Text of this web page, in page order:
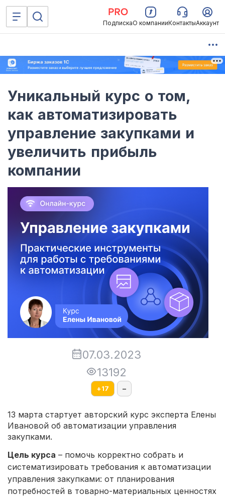
ПодпискаО компанииКонтактыАккаунт
Уникальный курс о том,
как автоматизировать
управление закупками и
увеличить прибыль
компании
07.03.2023
13192
+17 –
13 марта стартует авторский курс эксперта Елены
Ивановой об автоматизации управления
закупками.
Цель курса – помочь корректно собрать и
систематизировать требования к автоматизации
управления закупками: от планирования
потребностей в товарно-материальных ценностях